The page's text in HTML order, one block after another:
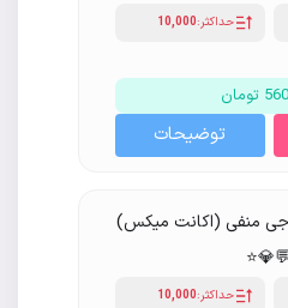
حداکثر:10,000
توضیحات
منفی (اکانت میکس)
حداکثر:10,000